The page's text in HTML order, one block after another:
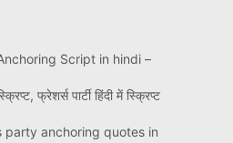
Script in hindi –
फ्रेशर्स पार्टी हिंदी में स्क्रिप्ट
party anchoring quotes in